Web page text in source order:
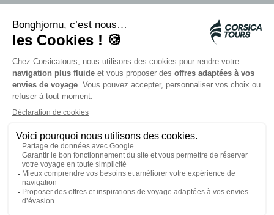
Citadina Shuttles
Quallenalarm
Autocars rapides bleus
Kontaktieren Sie unsere Berater
Unsere Partner